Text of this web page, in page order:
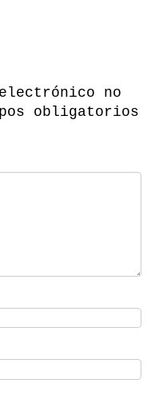
no
obligatorios